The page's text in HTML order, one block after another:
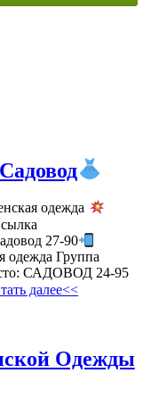
одежда
27-90
одежда Группа
САДОВОД 24-95
далее<<
Одежды